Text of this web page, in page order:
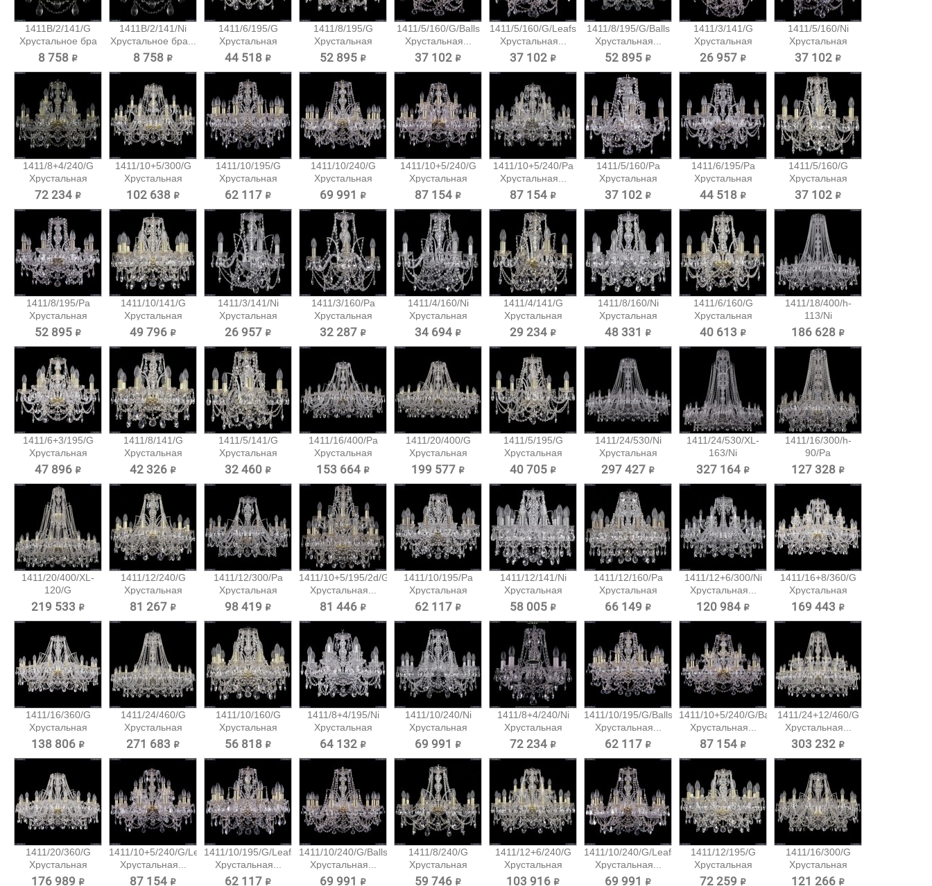
1411B/2/141/G
Хрустальное бра
Bohemia...
8 758 ₽
1411B/2/141/Ni
Хрустальное бра...
8 758 ₽
1411/6/195/G
Хрустальная
подвесная...
44 518 ₽
1411/8/195/G
Хрустальная
подвесная...
52 895 ₽
1411/5/160/G/Balls
Хрустальная...
37 102 ₽
1411/5/160/G/Leafs
Хрустальная...
37 102 ₽
1411/8/195/G/Balls
Хрустальная...
52 895 ₽
1411/3/141/G
Хрустальная
подвесная...
26 957 ₽
1411/5/160/Ni
Хрустальная
подвесная...
37 102 ₽
1411/8+4/240/G
Хрустальная
подвесная...
72 234 ₽
1411/10+5/300/G
Хрустальная
подвесная...
102 638 ₽
1411/10/195/G
Хрустальная
подвесная...
62 117 ₽
1411/10/240/G
Хрустальная
подвесная...
69 991 ₽
1411/10+5/240/G
Хрустальная
подвесная...
87 154 ₽
1411/10+5/240/Pa
Хрустальная...
87 154 ₽
1411/5/160/Pa
Хрустальная
подвесная...
37 102 ₽
1411/6/195/Pa
Хрустальная
подвесная...
44 518 ₽
1411/5/160/G
Хрустальная
подвесная...
37 102 ₽
1411/8/195/Pa
Хрустальная
подвесная...
52 895 ₽
1411/10/141/G
Хрустальная
подвесная...
49 796 ₽
1411/3/141/Ni
Хрустальная
подвесная...
26 957 ₽
1411/3/160/Pa
Хрустальная
подвесная...
32 287 ₽
1411/4/160/Ni
Хрустальная
подвесная...
34 694 ₽
1411/4/141/G
Хрустальная
подвесная...
29 234 ₽
1411/8/160/Ni
Хрустальная
подвесная...
48 331 ₽
1411/6/160/G
Хрустальная
подвесная...
40 613 ₽
1411/18/400/h-
113/Ni
Хрустальная...
186 628 ₽
1411/6+3/195/G
Хрустальная
подвесная...
47 896 ₽
1411/8/141/G
Хрустальная
подвесная...
42 326 ₽
1411/5/141/G
Хрустальная
подвесная...
32 460 ₽
1411/16/400/Pa
Хрустальная
подвесная...
153 664 ₽
1411/20/400/G
Хрустальная
подвесная...
199 577 ₽
1411/5/195/G
Хрустальная
подвесная...
40 705 ₽
1411/24/530/Ni
Хрустальная
подвесная...
297 427 ₽
1411/24/530/XL-
163/Ni
Хрустальная...
327 164 ₽
1411/16/300/h-
90/Pa
Хрустальная...
127 328 ₽
1411/20/400/XL-
120/G
Хрустальная...
219 533 ₽
1411/12/240/G
Хрустальная
подвесная...
81 267 ₽
1411/12/300/Pa
Хрустальная
подвесная...
98 419 ₽
1411/10+5/195/2d/G
Хрустальная...
81 446 ₽
1411/10/195/Pa
Хрустальная
подвесная...
62 117 ₽
1411/12/141/Ni
Хрустальная
подвесная...
58 005 ₽
1411/12/160/Pa
Хрустальная
подвесная...
66 149 ₽
1411/12+6/300/Ni
Хрустальная...
120 984 ₽
1411/16+8/360/G
Хрустальная
подвесная...
169 443 ₽
1411/16/360/G
Хрустальная
подвесная...
138 806 ₽
1411/24/460/G
Хрустальная
подвесная...
271 683 ₽
1411/10/160/G
Хрустальная
подвесная...
56 818 ₽
1411/8+4/195/Ni
Хрустальная
подвесная...
64 132 ₽
1411/10/240/Ni
Хрустальная
подвесная...
69 991 ₽
1411/8+4/240/Ni
Хрустальная
подвесная...
72 234 ₽
1411/10/195/G/Balls
Хрустальная...
62 117 ₽
1411/10+5/240/G/Balls
Хрустальная...
87 154 ₽
1411/24+12/460/G
Хрустальная...
303 232 ₽
1411/20/360/G
Хрустальная
подвесная...
176 989 ₽
1411/10+5/240/G/Leafs
Хрустальная...
87 154 ₽
1411/10/195/G/Leafs
Хрустальная...
62 117 ₽
1411/10/240/G/Balls
Хрустальная...
69 991 ₽
1411/8/240/G
Хрустальная
подвесная...
59 746 ₽
1411/12+6/240/G
Хрустальная
подвесная...
103 916 ₽
1411/10/240/G/Leafs
Хрустальная...
69 991 ₽
1411/12/195/G
Хрустальная
подвесная...
72 259 ₽
1411/16/300/G
Хрустальная
подвесная...
121 266 ₽